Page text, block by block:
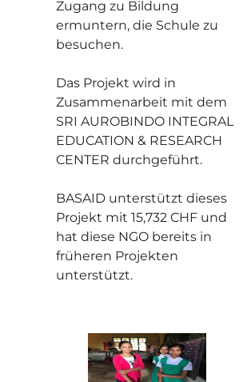
Zugang zu Bildung
ermuntern, die Schule zu
besuchen.
Das Projekt wird in
Zusammenarbeit mit dem
SRI AUROBINDO INTEGRAL
EDUCATION & RESEARCH
CENTER durchgeführt.
BASAID unterstützt dieses
Projekt mit 15,732 CHF und
hat diese NGO bereits in
früheren Projekten
unterstützt.